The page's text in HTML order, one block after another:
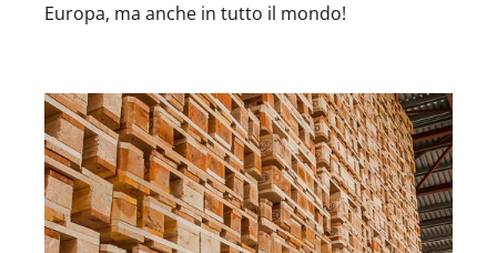
Europa, ma anche in tutto il mondo!